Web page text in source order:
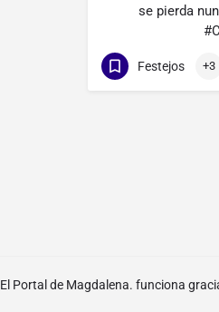
se pierda
Festejos +3
El Portal de Magdalena. funciona